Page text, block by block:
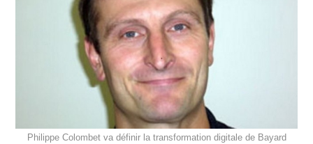
Philippe Colombet va définir la transformation digitale de Bayard